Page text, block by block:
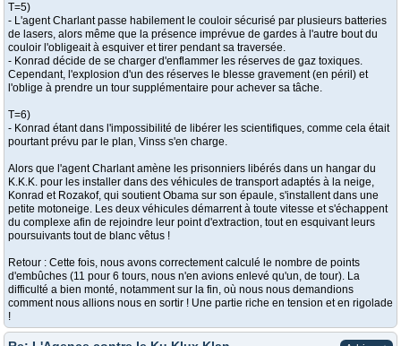
T=5)
- L'agent Charlant passe habilement le couloir sécurisé par plusieurs batteries
de lasers, alors même que la présence imprévue de gardes à l'autre bout du
couloir l'obligeait à esquiver et tirer pendant sa traversée.
- Konrad décide de se charger d'enflammer les réserves de gaz toxiques.
Cependant, l'explosion d'un des réserves le blesse gravement (en péril) et
l'oblige à prendre un tour supplémentaire pour achever sa tâche.
T=6)
- Konrad étant dans l'impossibilité de libérer les scientifiques, comme cela était
pourtant prévu par le plan, Vinss s'en charge.
Alors que l'agent Charlant amène les prisonniers libérés dans un hangar du
K.K.K. pour les installer dans des véhicules de transport adaptés à la neige,
Konrad et Rozakof, qui soutient Obama sur son épaule, s'installent dans une
petite motoneige. Les deux véhicules démarrent à toute vitesse et s'échappent
du complexe afin de rejoindre leur point d'extraction, tout en esquivant leurs
poursuivants tout de blanc vêtus !
Retour : Cette fois, nous avons correctement calculé le nombre de points
d'embûches (11 pour 6 tours, nous n'en avions enlevé qu'un, de tour). La
difficulté a bien monté, notamment sur la fin, où nous nous demandions
comment nous allions nous en sortir ! Une partie riche en tension et en rigolade
!